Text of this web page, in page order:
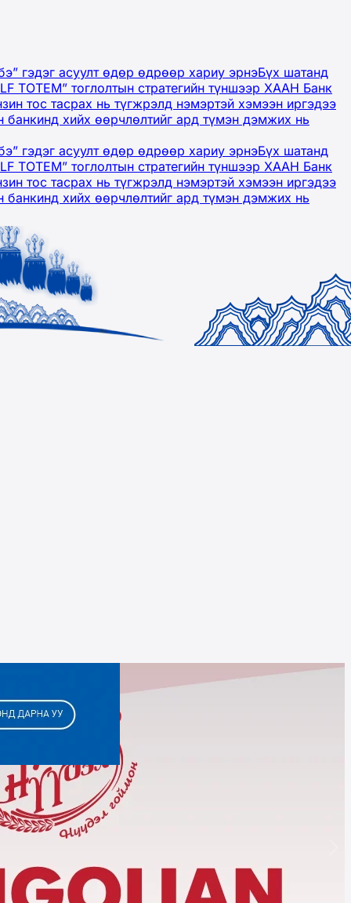
гэдэг асуулт өдөр өдрөөр хариу эрнэБүх шатанд
TOTEM” тоглолтын стратегийн түншээр ХААН Банк
тос тасрах нь түгжрэлд нэмэртэй хэмээн иргэдээ
хийх өөрчлөлтийг ард түмэн дэмжих нь
гэдэг асуулт өдөр өдрөөр хариу эрнэБүх шатанд
TOTEM” тоглолтын стратегийн түншээр ХААН Банк
тос тасрах нь түгжрэлд нэмэртэй хэмээн иргэдээ
хийх өөрчлөлтийг ард түмэн дэмжих нь